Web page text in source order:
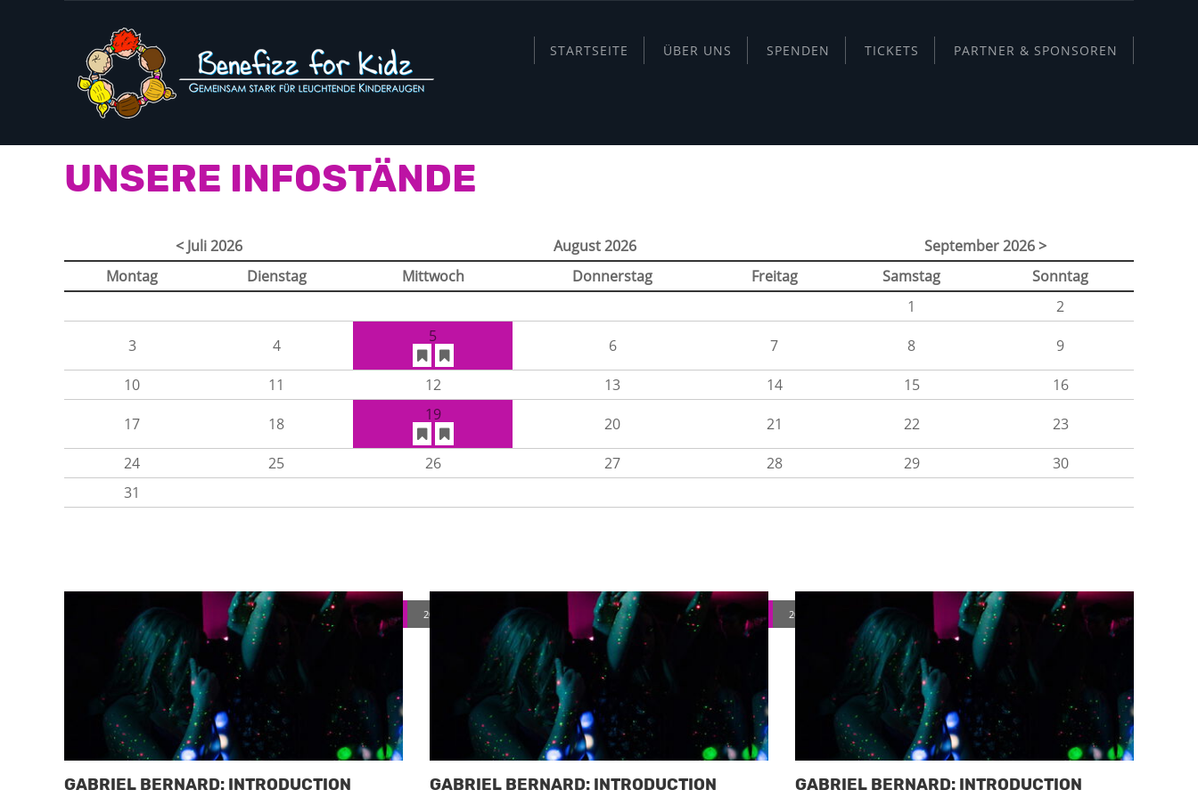
STARTSEITE ÜBER UNS SPENDEN TICKETS PARTNER & SPONSOREN
UNSERE INFOSTÄNDE
< Juli 2026 August 2026
September 2026 >
Montag
Dienstag Mittwoch Donnerstag Freitag Samstag
Sonntag
1
2
3
4 5 6 7 8
9
10
11 12 13 14 15
16
17
18 19 20 21 22
23
24
25 26 27 28 29
30
31
2017-08-30 (Mittwoch)
GABRIEL BERNARD: INTRODUCTION
2017-09-13 (Mittwoch)
GABRIEL BERNARD: INTRODUCTION
GABRIEL BERNARD: INTRODUCTION